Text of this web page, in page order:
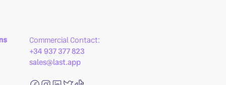
Commercial Contact:
+34 937 377 823
sales@last.app